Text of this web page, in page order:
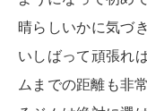
晴らしいかに気づ
いしばって頑張れ
ムまでの距離も非